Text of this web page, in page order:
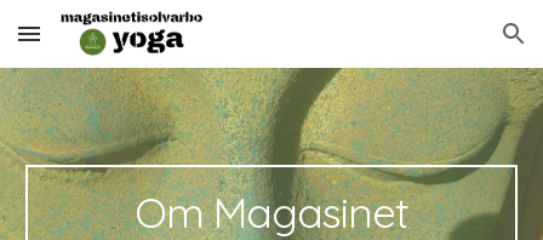
Skip to main content Skip to navigation
Om Magasinet